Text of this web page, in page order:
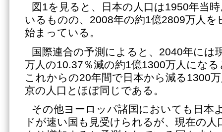
図1を見ると、日本の人口は1950年当
いるものの、2008年の約1億2809万人を
始まっている。
国際連合の予測によると、2040年には
万人の10.37％減の約1億1300万人にな
これからの20年間で日本から減る1300
京の人口とほぼ同じである。
その他ヨーロッパ諸国においても日本
ドが速い国も見受けられるが、現在の